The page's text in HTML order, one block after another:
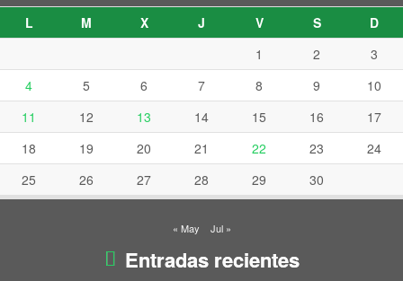
L M X J V S
D
1
2
3
4
5 6 7 8 9
10
11
12 13 14 15 16
17
18
19 20 21 22 23
24
25
26 27 28 29 30
« May Jul »
Entradas recientes